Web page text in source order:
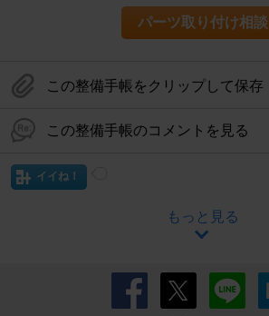
パーツ取り付け相談
この整備手帳をクリップして保存
この整備手帳のコメントを見る
イイね！
もっと見る